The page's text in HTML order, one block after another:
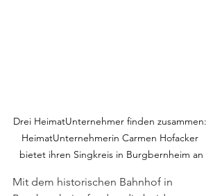
Drei HeimatUnternehmer finden zusammen:
HeimatUnternehmerin Carmen Hofacker
bietet ihren Singkreis in Burgbernheim an
Mit dem historischen Bahnhof in